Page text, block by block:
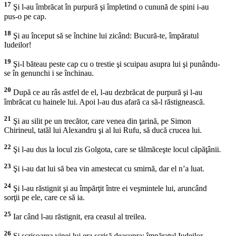
17 Şi l-au îmbrăcat în purpură şi împletind o cunună de spini i-au
pus-o pe cap.
18 Şi au început să se închine lui zicând: Bucură-te, împăratul
Iudeilor!
19 Şi-l băteau peste cap cu o trestie şi scuipau asupra lui şi punându-
se în genunchi i se închinau.
20 După ce au râs astfel de el, l-au dezbrăcat de purpură şi l-au
îmbrăcat cu hainele lui. Apoi l-au dus afară ca să-l răstignească.
21 Şi au silit pe un trecător, care venea din ţarină, pe Simon
Chirineul, tatăl lui Alexandru şi al lui Rufu, să ducă crucea lui.
22 Şi l-au dus la locul zis Golgota, care se tălmăceşte locul căpăţânii.
23 Şi i-au dat lui să bea vin amestecat cu smirnă, dar el n’a luat.
24 Şi l-au răstignit şi au împărţit între ei veşmintele lui, aruncând
sorţii pe ele, care ce să ia.
25 Iar când l-au răstignit, era ceasul al treilea.
26